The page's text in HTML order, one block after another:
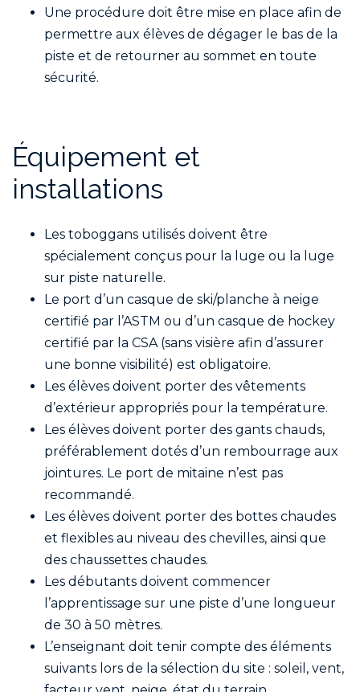
Une procédure doit être mise en place afin de
permettre aux élèves de dégager le bas de la
piste et de retourner au sommet en toute
sécurité.
Équipement et
installations
Les toboggans utilisés doivent être
spécialement conçus pour la luge ou la luge
sur piste naturelle.
Le port d’un casque de ski/planche à neige
certifié par l’ASTM ou d’un casque de hockey
certifié par la CSA (sans visière afin d’assurer
une bonne visibilité) est obligatoire.
Les élèves doivent porter des vêtements
d’extérieur appropriés pour la température.
Les élèves doivent porter des gants chauds,
préférablement dotés d’un rembourrage aux
jointures. Le port de mitaine n’est pas
recommandé.
Les élèves doivent porter des bottes chaudes
et flexibles au niveau des chevilles, ainsi que
des chaussettes chaudes.
Les débutants doivent commencer
l’apprentissage sur une piste d’une longueur
de 30 à 50 mètres.
L’enseignant doit tenir compte des éléments
suivants lors de la sélection du site : soleil, vent,